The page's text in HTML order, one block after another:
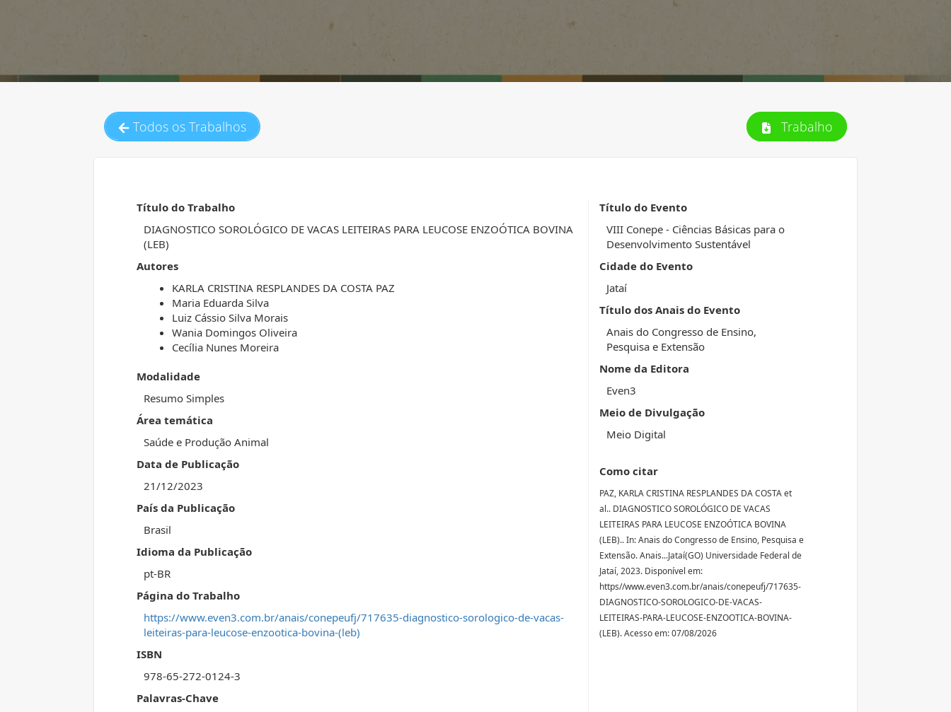
Todos os Trabalhos Trabalho
Título do Trabalho
DIAGNOSTICO SOROLÓGICO DE VACAS LEITEIRAS PARA LEUCOSE ENZOÓTICA BOVINA
(LEB)
Autores
KARLA CRISTINA RESPLANDES DA COSTA PAZ
Maria Eduarda Silva
Luiz Cássio Silva Morais
Wania Domingos Oliveira
Cecília Nunes Moreira
Modalidade
Resumo Simples
Área temática
Saúde e Produção Animal
Data de Publicação
21/12/2023
País da Publicação
Brasil
Idioma da Publicação
pt-BR
Página do Trabalho
https://www.even3.com.br/anais/conepeufj/717635-diagnostico-sorologico-de-vacas-
leiteiras-para-leucose-enzootica-bovina-(leb)
ISBN
978-65-272-0124-3
Palavras-Chave
Título do Evento
VIII Conepe - Ciências Básicas para o
Desenvolvimento Sustentável
Cidade do Evento
Jataí
Título dos Anais do Evento
Anais do Congresso de Ensino,
Pesquisa e Extensão
Nome da Editora
Even3
Meio de Divulgação
Meio Digital
Como citar
PAZ, KARLA CRISTINA RESPLANDES DA COSTA et
al.. DIAGNOSTICO SOROLÓGICO DE VACAS
LEITEIRAS PARA LEUCOSE ENZOÓTICA BOVINA
(LEB).. In: Anais do Congresso de Ensino, Pesquisa e
Extensão. Anais...Jataí(GO) Universidade Federal de
Jataí, 2023. Disponível em:
https//www.even3.com.br/anais/conepeufj/717635-
DIAGNOSTICO-SOROLOGICO-DE-VACAS-
LEITEIRAS-PARA-LEUCOSE-ENZOOTICA-BOVINA-
(LEB). Acesso em: 07/08/2026